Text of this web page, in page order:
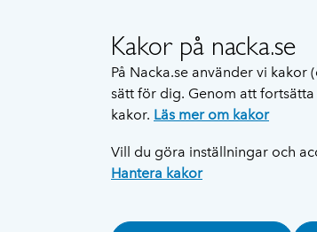
Kakor på nacka.se
På Nacka.se använder vi
sätt för dig. Genom att
kakor. Läs mer om kakor
Vill du göra inställningar och
Hantera kakor